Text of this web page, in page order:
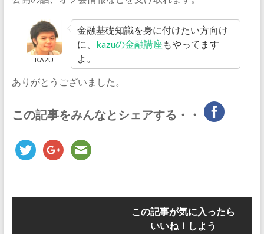
KAZU
金融基礎知識を身に付けたい方向け
に、 kazuの金融講座 もやってます
よ。
ありがとうございました。
この記事をみんなとシェアする・・
この記事が気に入ったら
いいね！しよう